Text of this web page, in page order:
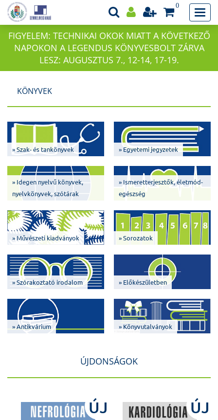
0
FIGYELEM: TECHNIKAI OKOK MIATT A KÖVETKEZŐ
NAPOKON A LEGENDUS KÖNYVESBOLT ZÁRVA
LESZ: AUGUSZTUS 7., 12-14, 17-19.
KÖNYVEK
» Szak- és tankönyvek » Egyetemi jegyzetek
» Idegen nyelvű könyvek,
nyelvkönyvek, szótárak
» Ismeretterjesztők, életmód-
egészség
» Művészeti kiadványok » Sorozatok
» Szórakoztató irodalom » Előkészületben
» Antikvárium » Könyvutalványok
ÚJDONSÁGOK
ÚJ ÚJ